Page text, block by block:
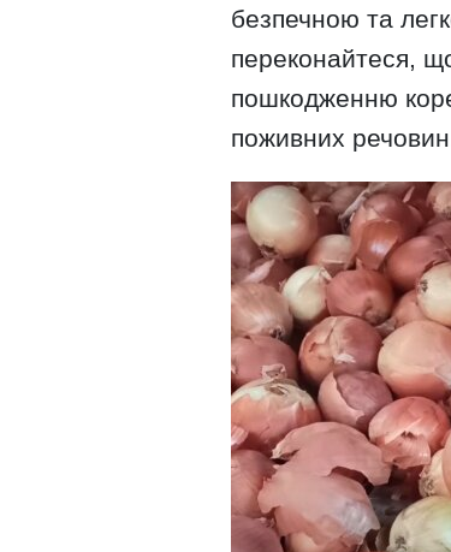
безпечною та
переконайтеся,
пошкодженню
поживних